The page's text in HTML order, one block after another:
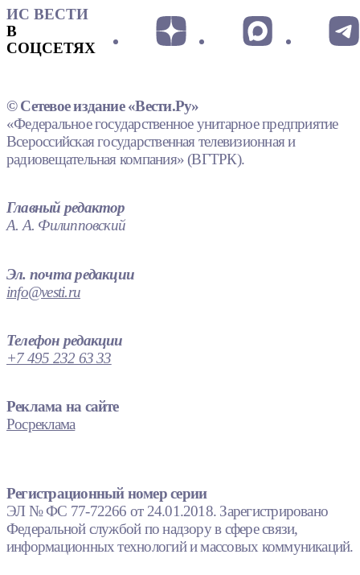
ИС ВЕСТИ
В
СОЦСЕТЯХ
© Сетевое издание «Вести.Ру»
«Федеральное государственное унитарное предприятие
Всероссийская государственная телевизионная и
радиовещательная компания» (ВГТРК).
Главный редактор
А. А. Филипповский
Эл. почта редакции
info@vesti.ru
Телефон редакции
+7 495 232 63 33
Реклама на сайте
Росреклама
Регистрационный номер серии
ЭЛ № ФС 77-72266 от 24.01.2018. Зарегистрировано
Федеральной службой по надзору в сфере связи,
информационных технологий и массовых коммуникаций.